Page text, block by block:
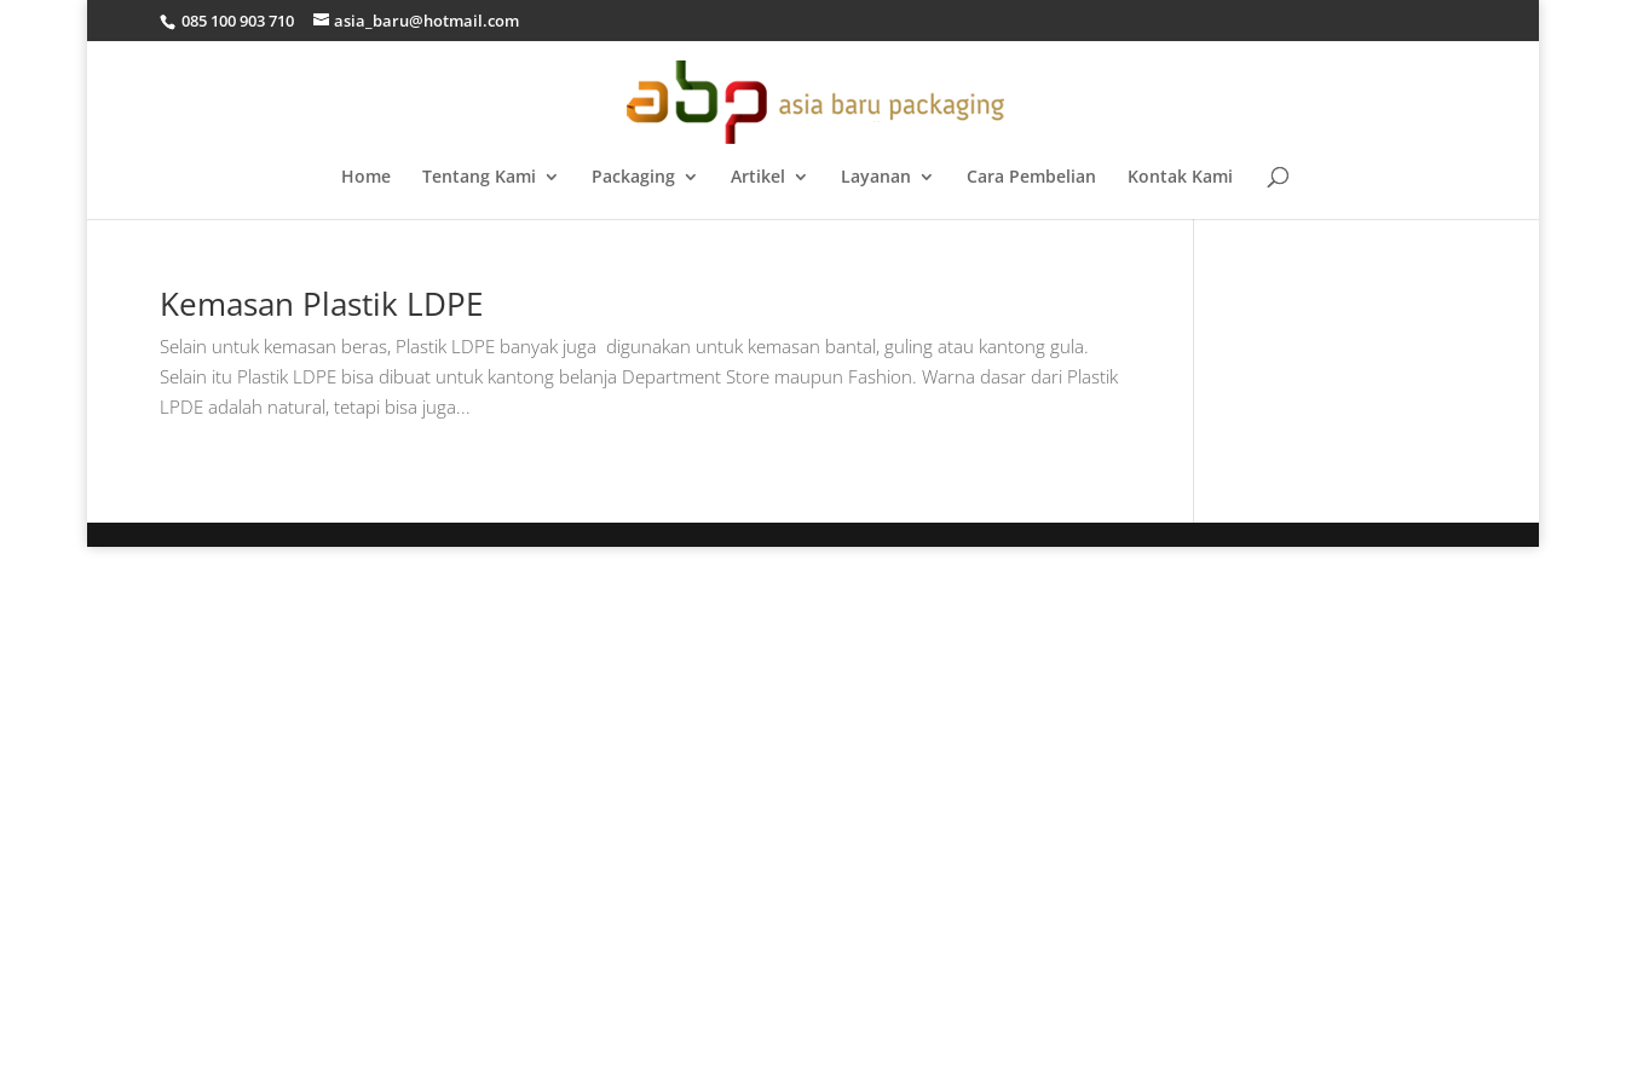
085 100 903 710 asia_baru@hotmail.com
Home Tentang Kami Packaging Artikel Layanan Cara Pembelian Kontak Kami
Kemasan Plastik LDPE
Selain untuk kemasan beras, Plastik LDPE banyak juga digunakan untuk kemasan bantal, guling atau kantong gula.
Selain itu Plastik LDPE bisa dibuat untuk kantong belanja Department Store maupun Fashion. Warna dasar dari Plastik
LPDE adalah natural, tetapi bisa juga...